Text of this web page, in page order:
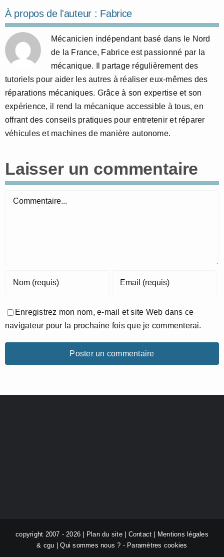
À propos de l'auteur : Fabrice
Mécanicien indépendant basé dans le Nord
de la France, Fabrice est passionné par la
mécanique. Il partage régulièrement des
tutoriels pour aider les autres à réaliser eux-mêmes des
réparations mécaniques. Grâce à son expertise et son
expérience, il rend la mécanique accessible à tous, en
offrant des conseils pratiques pour entretenir et réparer
véhicules et machines de manière autonome.
Laisser un commentaire
Commentaire
Enregistrez mon nom, e-mail et site Web dans ce
navigateur pour la prochaine fois que je commenterai.
copyright 2007 - 2026 | Plan du site| Contact
Mentions légales
& cgu |Qui sommes nous ? - Paramètres cookies